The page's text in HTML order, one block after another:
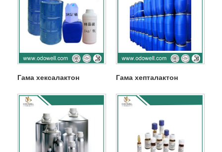
Гама хексалактон Гама хепталактон